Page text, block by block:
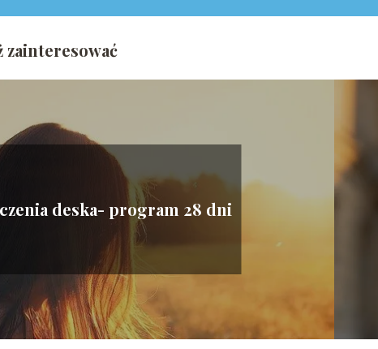
zainteresować
deska- program 28 dni